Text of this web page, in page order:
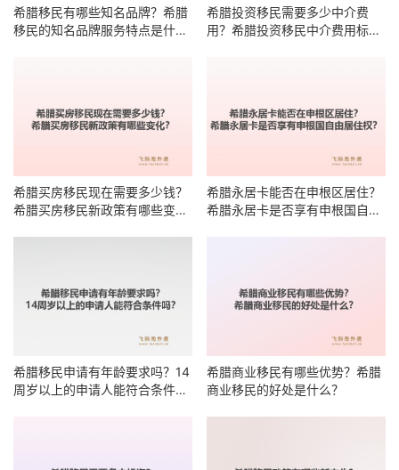
希腊移民有哪些知名品牌？希腊
移民的知名品牌服务特点是什
希腊投资移民需要多少中介费
用？希腊投资移民中介费用标准
希腊买房移民现在需要多少钱？
希腊买房移民新政策有哪些变
希腊永居卡能否在申根区居住？
希腊永居卡是否享有申根国自由
希腊移民申请有年龄要求吗？14
周岁以上的申请人能符合条件
希腊商业移民有哪些优势？希腊
商业移民的好处是什么？